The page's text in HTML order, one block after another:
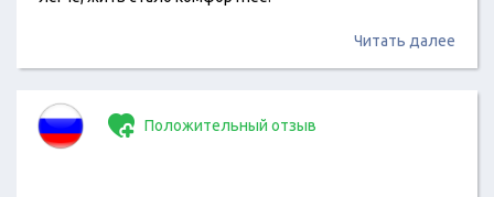
Читать далее
Положительный отзыв